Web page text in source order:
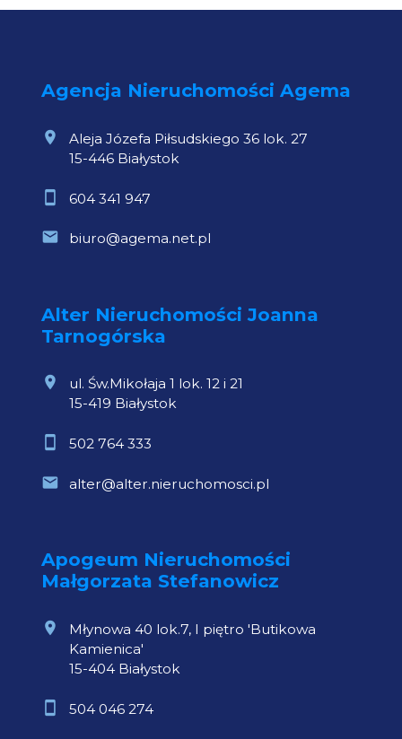
Agencja Nieruchomości Agema
Aleja Józefa Piłsudskiego 36 lok. 27
15-446 Białystok
604 341 947
biuro@agema.net.pl
Alter Nieruchomości Joanna
Tarnogórska
ul. Św.Mikołaja 1 lok. 12 i 21
15-419 Białystok
502 764 333
alter@alter.nieruchomosci.pl
Apogeum Nieruchomości
Małgorzata Stefanowicz
Młynowa 40 lok.7, I piętro 'Butikowa
Kamienica'
15-404 Białystok
504 046 274